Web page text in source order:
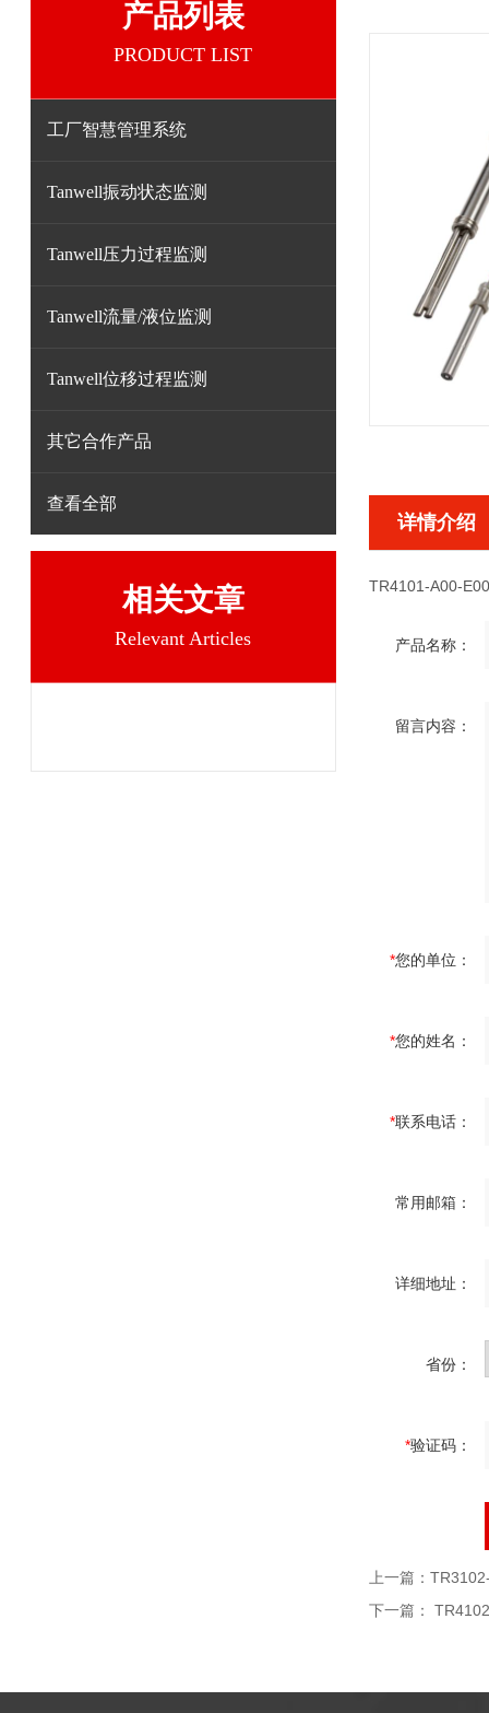
产品列表
PRODUCT LIST
工厂智慧管理系统
Tanwell振动状态监测
Tanwell压力过程监测
Tanwell流量/液位监测
Tanwell位移过程监测
其它合作产品
查看全部
相关文章
Relevant Articles
详情介绍
TR4101-A00-
产品名称：
留言内容：
*您的单位：
*您的姓名：
*联系电话：
常用邮箱：
详细地址：
省份：
*验证码：
上一篇：
下一篇：